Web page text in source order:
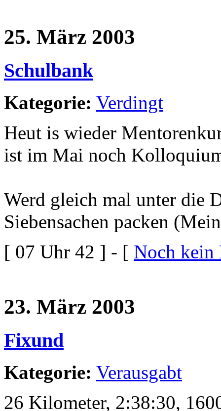
25. März 2003
Schulbank
Kategorie: Verdingt
Heut is wieder
ist im Mai noch
Werd gleich mal unter die
Siebensachen packen
[ 07 Uhr 42 ] - [ Noch kein
23. März 2003
Fixund
Kategorie: Verausgabt
26 Kilometer, 2:38:30,